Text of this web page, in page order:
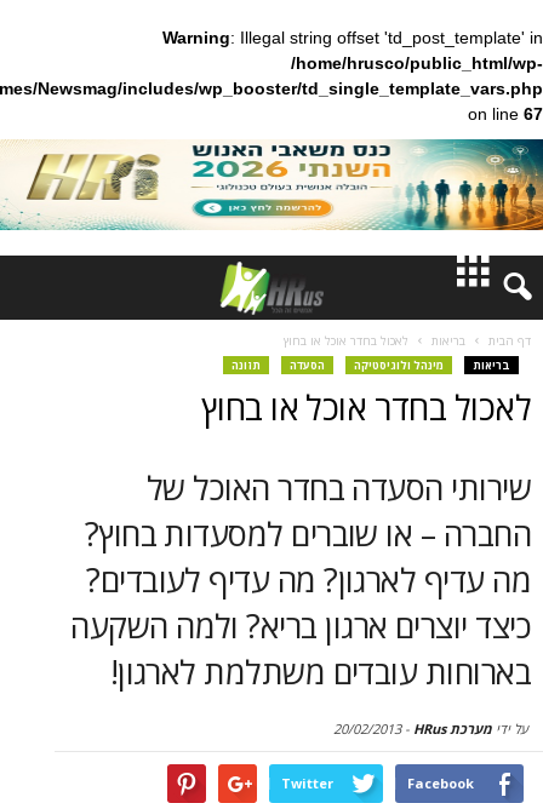
Warning: Illegal string offset
/home/hrusco/
content/themes/Newsmag/includes/wp_booster/
חדשות
לאכול בחדר אוכל או בחוץ
מינהל ולוגיסטיקה הסעדה תזונה
אוכל או בחוץ
הסעדה בחדר האוכל של
או שוברים למסעדות בחוץ?
לארגון? מה עדיף לעובדים?
ארגון בריא? ולמה השקעה
עובדים משתלמת לארגון!
-
20/02/2013
Twitter